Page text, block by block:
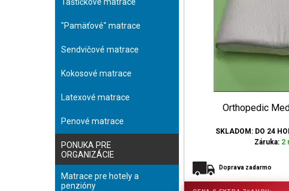
"Pamäťové" matrace
Sendvičové matrace
Kokosové matrace
Latexové matrace
Penové matrace
PONUKA PRE
ORGANIZÁCIE
Matrace pre hotely a
penzióny
Orthopedic
SKLADOM: DO 24
Záruka: 2
Doprava zadarmo